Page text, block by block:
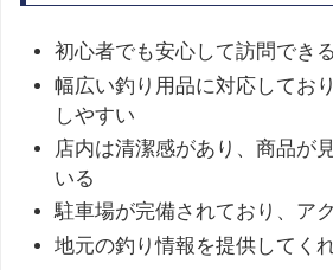
初心者でも安心して訪問でき
幅広い釣り用品に対応してお
しやすい
店内は清潔感があり、商品が
いる
駐車場が完備されており、ア
地元の釣り情報を提供してく